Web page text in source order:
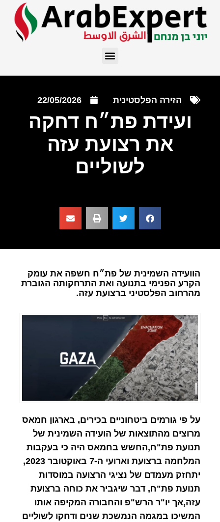
הזירה הפלסטינית 22/05/2026
ועידת פת״ח דחקה
את רצועת עזה
לשוליים
הוועידה השמינית של פת״ח חשפה את עומק
הקרע הפנימי בתנועה ואת התרחקותה הגוברת
מהרחוב הפלסטיני ברצועת עזה.
על פי גורמים ביטחוניים בכירים, בארגון חמאס
מרוצים מהתוצאות של הועידה השמינית של
תנועת פת"ח,החשש בחמאס היה כי בעקבות
המלחמה ברצועת וארועי ה-7 באוקטובר 2023,
יתחזק מעמדם של נציגי הרצועה במוסדות
תנועת פת"ח, דבר שיגביר את כוחה ברצועת
עזה,אך יו"ר הרש"פ והחבורה המקיפה אותו
המשיכו במגמה הנמשכת שנים ודחקו לשוליים